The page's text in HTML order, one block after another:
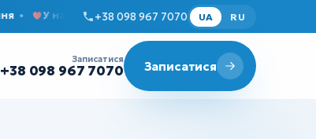
У нас затишно та комфортно Прийом дорослих і
+38 098 967 7070 UA RU
Записатися
+38 098 967 7070 Записатися